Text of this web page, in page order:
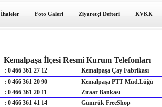
İhaleler Foto Galeri Ziyaretçi Defteri KVKK
Kemalpaşa İlçesi Resmi Kurum Telefonları
: 0 466 361 27 12 Kemalpaşa Çay Fabrikası
: 0 466 361 20 90 Kemalpaşa PTT Müd.Lüğü
: 0 466 361 20 11 Zıraat Bankası
: 0 466 361 41 14 Gümrük FreeShop